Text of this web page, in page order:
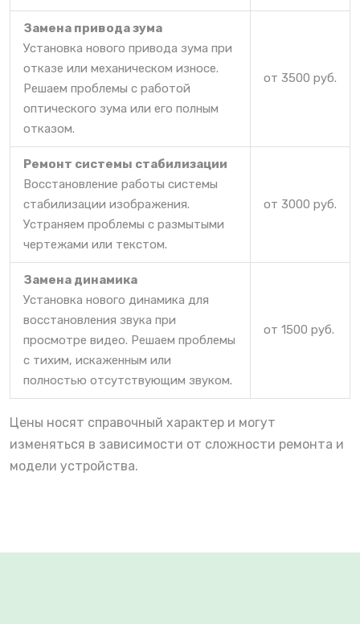
Замена привода зума
Установка нового привода зума при
отказе или механическом износе.
Решаем проблемы с работой
оптического зума или его полным
отказом.
от 3500 руб.
Ремонт системы стабилизации
Восстановление работы системы
стабилизации изображения.
Устраняем проблемы с размытыми
чертежами или текстом.
от 3000 руб.
Замена динамика
Установка нового динамика для
восстановления звука при
просмотре видео. Решаем проблемы
с тихим, искаженным или
полностью отсутствующим звуком.
от 1500 руб.
Цены носят справочный характер и могут
изменяться в зависимости от сложности ремонта и
модели устройства.